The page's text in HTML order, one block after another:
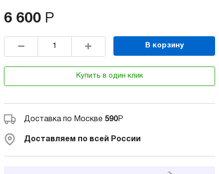
6 600 Р
В корзину
Купить в один клик
Доставка по Москве 590Р
Доставляем по всей России